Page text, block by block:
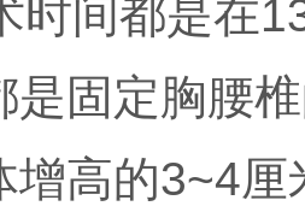
间都是在
是固定胸腰
增高的3~4